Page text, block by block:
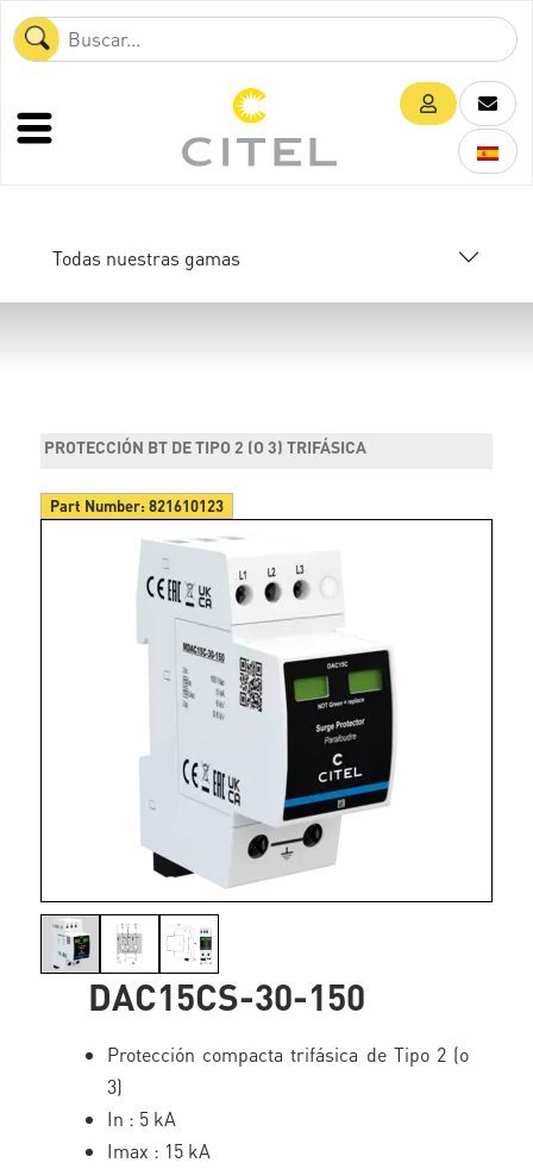
Todas nuestras gamas
PROTECCIÓN BT DE TIPO 2 (O 3) TRIFÁSICA
Part Number:821610123
DAC15CS-30-150
Protección compacta trifásica de Tipo 2 (o
3)
In : 5 kA
Imax : 15 kA